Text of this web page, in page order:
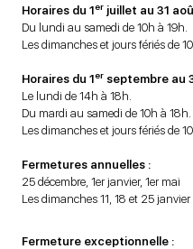
Horaires du 1er juillet au 31
Du lundi au samedi de 10h à 19h.
Les dimanches et jours fériés de
Horaires du 1er septembre au
Le lundi de 14h à 18h.
Du mardi au samedi de 10h à 18h.
Les dimanches et jours fériés de
Fermetures annuelles :
25 décembre, 1er janvier, 1er mai
Les dimanches 11, 18 et 25
Fermeture exceptionnelle :